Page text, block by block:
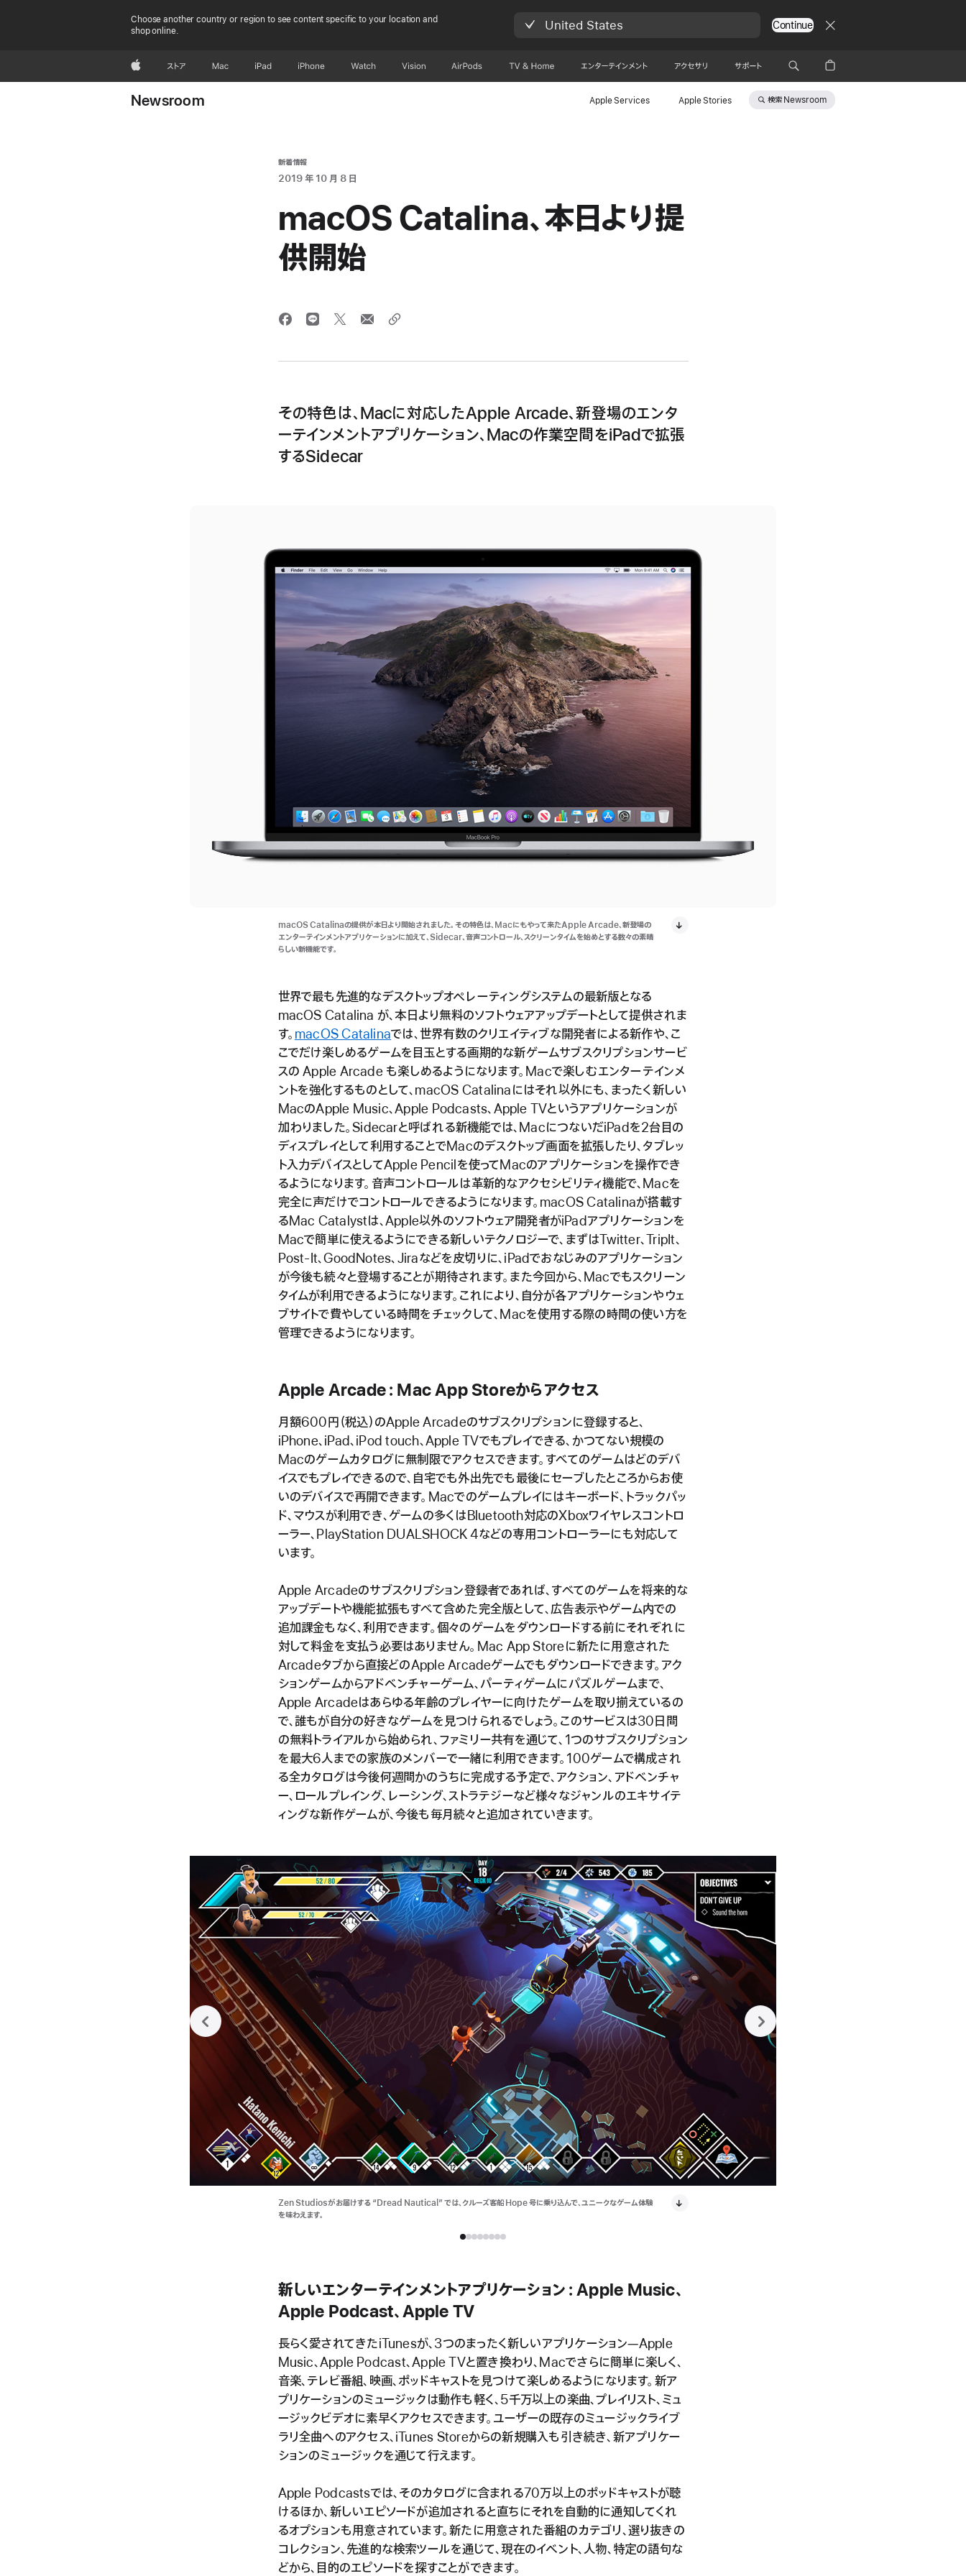
Choose another country or region to see content specific to your location and
shop online.
United States Continue
Appleストア Mac iPad iPhone Watch Vision AirPods TV & Home エンターテインメント アクセサリ サポート
Newsroom Apple Services Apple Stories 検索 Newsroom
新着情報
2019 年 10 月 8 日
macOS Catalina、本日より提
供開始
その特色は、Macに対応したApple Arcade、新登場のエンタ
ーテインメントアプリケーション、Macの作業空間をiPadで拡張
するSidecar
macOS Catalinaの提供が本日より開始されました。その特色は、Macにもやって来たApple Arcade、新登場の
エンターテインメントアプリケーションに加えて、Sidecar、音声コントロール、スクリーンタイムを始めとする数々の素晴
らしい新機能です。
世界で最も先進的なデスクトップオペレーティングシステムの最新版となる
macOS Catalina が、本日より無料のソフトウェアアップデートとして提供されま
す。 macOS Catalinaでは、世界有数のクリエイティブな開発者による新作や、こ
こでだけ楽しめるゲームを目玉とする画期的な新ゲームサブスクリプションサービ
スの Apple Arcade も楽しめるようになります。Macで楽しむエンターテインメ
ントを強化するものとして、macOS Catalinaにはそれ以外にも、まったく新しい
MacのApple Music、Apple Podcasts、Apple TVというアプリケーションが
加わりました。Sidecarと呼ばれる新機能では、MacにつないだiPadを2台目の
ディスプレイとして利用することでMacのデスクトップ画面を拡張したり、タブレッ
ト入力デバイスとしてApple Pencilを使ってMacのアプリケーションを操作でき
るようになります。音声コントロールは革新的なアクセシビリティ機能で、Macを
完全に声だけでコントロールできるようになります。macOS Catalinaが搭載す
るMac Catalystは、Apple以外のソフトウェア開発者がiPadアプリケーションを
Macで簡単に使えるようにできる新しいテクノロジーで、まずはTwitter、TripIt、
Post-It、GoodNotes、Jiraなどを皮切りに、iPadでおなじみのアプリケーション
が今後も続々と登場することが期待されます。また今回から、Macでもスクリーン
タイムが利用できるようになります。これにより、自分が各アプリケーションやウェ
ブサイトで費やしている時間をチェックして、Macを使用する際の時間の使い方を
管理できるようになります。
Apple Arcade：Mac App Storeからアクセス
月額600円（税込）のApple Arcadeのサブスクリプションに登録すると、
iPhone、iPad、iPod touch、Apple TVでもプレイできる、かつてない規模の
Macのゲームカタログに無制限でアクセスできます。すべてのゲームはどのデバ
イスでもプレイできるので、自宅でも外出先でも最後にセーブしたところからお使
いのデバイスで再開できます。Macでのゲームプレイにはキーボード、トラックパッ
ド、マウスが利用でき、ゲームの多くはBluetooth対応のXboxワイヤレスコントロ
ーラー、PlayStation DUALSHOCK 4などの専用コントローラーにも対応して
います。
Apple Arcadeのサブスクリプション登録者であれば、すべてのゲームを将来的な
アップデートや機能拡張もすべて含めた完全版として、広告表示やゲーム内での
追加課金もなく、利用できます。個々のゲームをダウンロードする前にそれぞれに
対して料金を支払う必要はありません。Mac App Storeに新たに用意された
Arcadeタブから直接どのApple Arcadeゲームでもダウンロードできます。アク
ションゲームからアドベンチャーゲーム、パーティゲームにパズルゲームまで、
Apple Arcadeはあらゆる年齢のプレイヤーに向けたゲームを取り揃えているの
で、誰もが自分の好きなゲームを見つけられるでしょう。このサービスは30日間
の無料トライアルから始められ、ファミリー共有を通じて、1つのサブスクリプション
を最大6人までの家族のメンバーで一緒に利用できます。100ゲームで構成され
る全カタログは今後何週間かのうちに完成する予定で、アクション、アドベンチャ
ー、ロールプレイング、レーシング、ストラテジーなど様々なジャンルのエキサイテ
ィングな新作ゲームが、今後も毎月続々と追加されていきます。
Zen Studiosがお届けする “Dread Nautical” では、クルーズ客船 Hope 号に乗り込んで、ユニークなゲーム体験
を味わえます。
previous next
新しいエンターテインメントアプリケーション：Apple Music、
Apple Podcast、Apple TV
長らく愛されてきたiTunesが、3つのまったく新しいアプリケーション―Apple
Music、Apple Podcast、Apple TVと置き換わり、Macでさらに簡単に楽しく、
音楽、テレビ番組、映画、ポッドキャストを見つけて楽しめるようになります。新ア
プリケーションのミュージックは動作も軽く、5千万以上の楽曲、プレイリスト、ミュ
ージックビデオに素早くアクセスできます。ユーザーの既存のミュージックライブ
ラリ全曲へのアクセス、iTunes Storeからの新規購入も引き続き、新アプリケー
ションのミュージックを通じて行えます。
Apple Podcastsでは、そのカタログに含まれる70万以上のポッドキャストが聴
けるほか、新しいエピソードが追加されると直ちにそれを自動的に通知してくれ
るオプションも用意されています。新たに用意された番組のカテゴリ、選り抜きの
コレクション、先進的な検索ツールを通じて、現在のイベント、人物、特定の語句な
どから、目的のエピソードを探すことができます。